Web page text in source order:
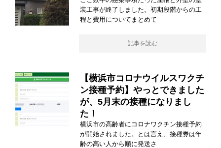
装工事が終了しました。初期段階からの工
程と費用についてまとめて
記事を読む
【横浜市コロナウイルスワクチ
ン接種予約】やっとできました
が、5月末の接種になりまし
た！
横浜市の高齢者にコロナワクチン接種予約
が開始されました。とは言え、接種券は年
齢の高い人から順に発送さ